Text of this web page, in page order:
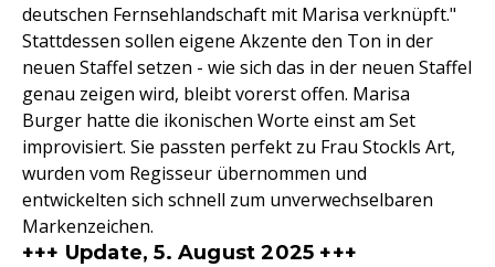
deutschen Fernsehlandschaft mit Marisa verknüpft."
Stattdessen sollen eigene Akzente den Ton in der
neuen Staffel setzen - wie sich das in der neuen Staffel
genau zeigen wird, bleibt vorerst offen. Marisa
Burger hatte die ikonischen Worte einst am Set
improvisiert. Sie passten perfekt zu Frau Stockls Art,
wurden vom Regisseur übernommen und
entwickelten sich schnell zum unverwechselbaren
Markenzeichen.
+++ Update, 5. August 2025 +++